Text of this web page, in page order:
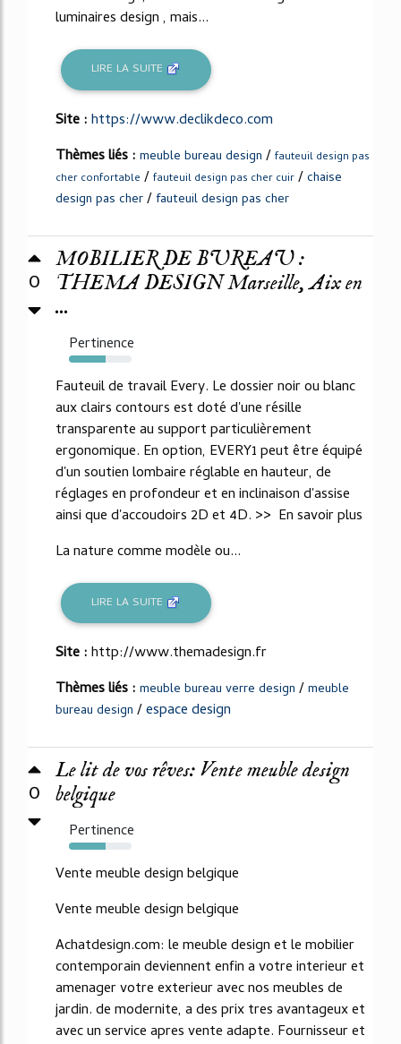
luminaires design , mais...
LIRE LA SUITE
Site :https://www.declikdeco.com
Thèmes liés : meuble bureau design / fauteuil design pas
cher confortable / fauteuil design pas cher cuir /chaise
design pas cher/fauteuil design pas cher
0
MOBILIER DE BUREAU :
THEMA DESIGN Marseille, Aix en
...
Pertinence
59%
Fauteuil de travail Every. Le dossier noir ou blanc
aux clairs contours est doté d'une résille
transparente au support particulièrement
ergonomique. En option, EVERY1 peut être équipé
d'un soutien lombaire réglable en hauteur, de
réglages en profondeur et en inclinaison d'assise
ainsi que d'accoudoirs 2D et 4D. >> En savoir plus
La nature comme modèle ou...
LIRE LA SUITE
Site :http://www.themadesign.fr
Thèmes liés : meuble bureau verre design /meuble
bureau design /espace design
0
Le lit de vos rêves: Vente meuble design
belgique
Pertinence
59%
Vente meuble design belgique
Vente meuble design belgique
Achatdesign.com: le meuble design et le mobilier
contemporain deviennent enfin a votre interieur et
amenager votre exterieur avec nos meubles de
jardin. de modernite, a des prix tres avantageux et
avec un service apres vente adapte. Fournisseur et